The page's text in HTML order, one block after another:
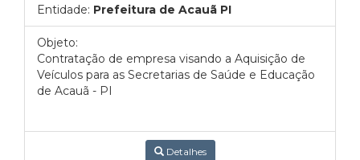
Entidade: Prefeitura de Acauã PI
Objeto:
Contratação de empresa visando a Aquisição de
Veículos para as Secretarias de Saúde e Educação
de Acauã - PI
Detalhes